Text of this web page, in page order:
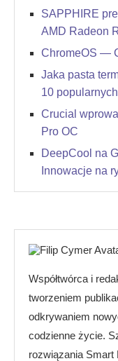
SAPPHIRE
AMD Radeon
ChromeOS —
Jaka pasta
10 popularnych
Crucial
Pro OC
DeepCool na
Innowacje na
Współtwórca i
tworzeniem
odkrywaniem
codzienne życie.
rozwiązania Smart